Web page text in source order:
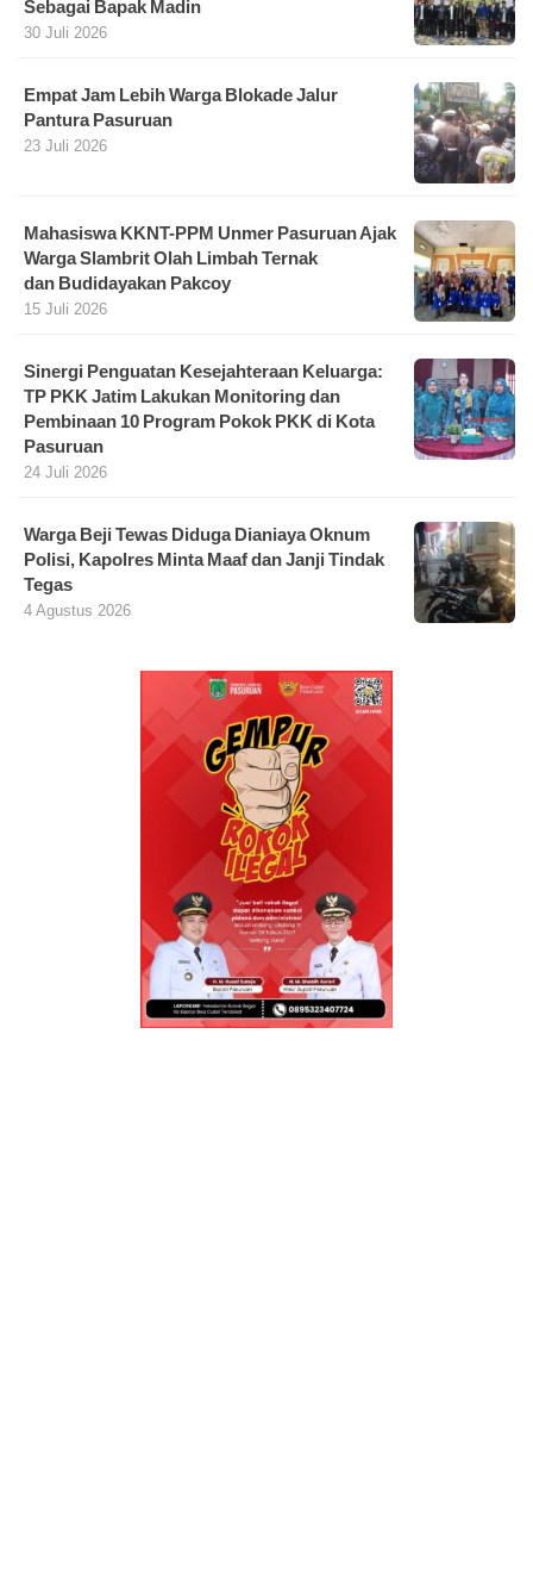
Sebagai Bapak Madin
30 Juli 2026
Empat Jam Lebih Warga Blokade Jalur
Pantura Pasuruan
23 Juli 2026
Mahasiswa KKNT-PPM Unmer Pasuruan Ajak
Warga Slambrit Olah Limbah Ternak
dan Budidayakan Pakcoy
15 Juli 2026
Sinergi Penguatan Kesejahteraan Keluarga:
TP PKK Jatim Lakukan Monitoring dan
Pembinaan 10 Program Pokok PKK di Kota
Pasuruan
24 Juli 2026
Warga Beji Tewas Diduga Dianiaya Oknum
Polisi, Kapolres Minta Maaf dan Janji Tindak
Tegas
4 Agustus 2026